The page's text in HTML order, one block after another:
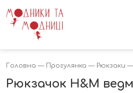
Головна — Прогулянка — Рюкзаки —
Рюкзачок H&M